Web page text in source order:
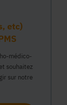
etc)
médico-
souhaitez
sur notre